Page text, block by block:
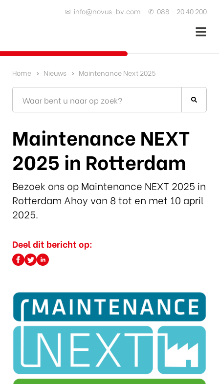
✉ info@novus-bv.com ✆ 088 - 20 40 200
Home Nieuws Maintenance Next 2025
Maintenance NEXT
2025 in Rotterdam
Bezoek ons op Maintenance NEXT 2025 in
Rotterdam Ahoy van 8 tot en met 10 april
2025.
Deel dit bericht op: